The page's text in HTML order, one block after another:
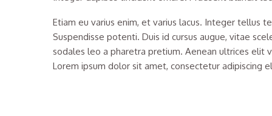
Etiam eu varius enim, et varius lacus. Integer tellus
Suspendisse potenti. Duis id cursus augue, vitae
sodales leo a pharetra pretium. Aenean ultrices elit
Lorem ipsum dolor sit amet, consectetur adipiscing